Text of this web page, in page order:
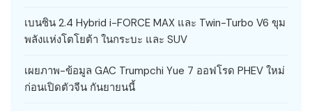
เบนซิน 2.4 Hybrid i-FORCE MAX และ Twin-Turbo V6 ขุม
พลังแห่งโตโยต้า ในกระบะ และ SUV
เผยภาพ-ข้อมูล GAC Trumpchi Yue 7 ออฟโรด PHEV ใหม่
ก่อนเปิดตัวจีน กันยายนนี้